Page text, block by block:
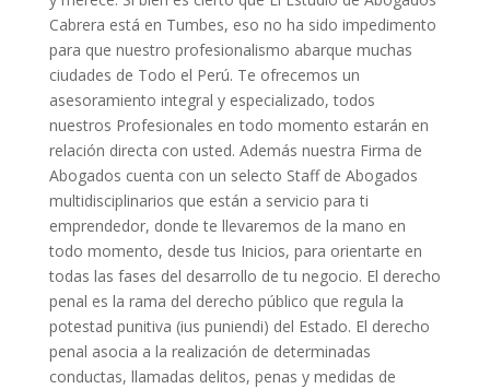
Cabrera está en Tumbes, eso no ha sido impedimento
para que nuestro profesionalismo abarque muchas
ciudades de Todo el Perú. Te ofrecemos un
asesoramiento integral y especializado, todos
nuestros Profesionales en todo momento estarán en
relación directa con usted. Además nuestra Firma de
Abogados cuenta con un selecto Staff de Abogados
multidisciplinarios que están a servicio para ti
emprendedor, donde te llevaremos de la mano en
todo momento, desde tus Inicios, para orientarte en
todas las fases del desarrollo de tu negocio. El derecho
penal es la rama del derecho público que regula la
potestad punitiva (ius puniendi) del Estado. El derecho
penal asocia a la realización de determinadas
conductas, llamadas delitos, penas y medidas de